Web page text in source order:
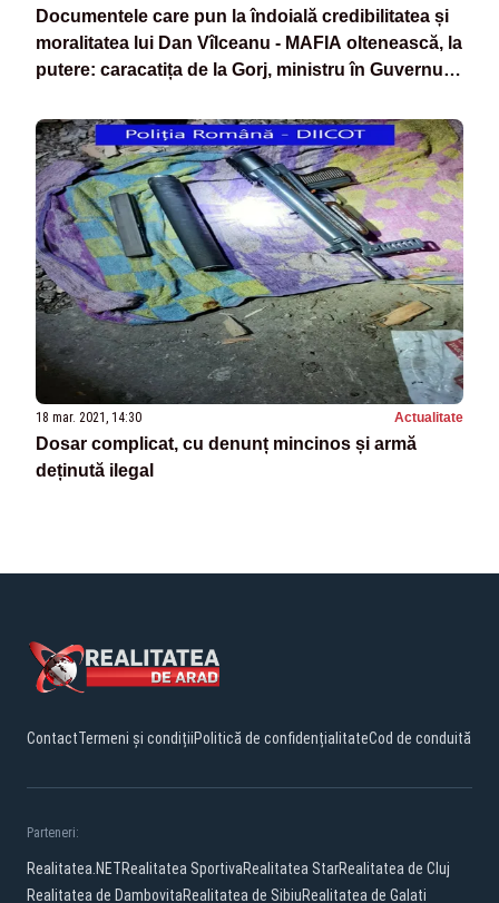
Documentele care pun la îndoială credibilitatea și
moralitatea lui Dan Vîlceanu - MAFIA oltenească, la
putere: caracatița de la Gorj, ministru în Guvernul
18 mar. 2021, 14:30 Actualitate
Dosar complicat, cu denunț mincinos și armă
deținută ilegal
ContactTermeni și condițiiPolitică de confidențialitateCod de conduită
Parteneri:
Realitatea.NETRealitatea SportivaRealitatea StarRealitatea de Cluj
Realitatea de DambovitaRealitatea de SibiuRealitatea de Galati